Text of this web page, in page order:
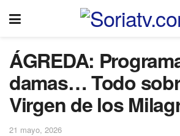
ÁGREDA:
damas… Todo
Virgen de los
21 mayo, 2026